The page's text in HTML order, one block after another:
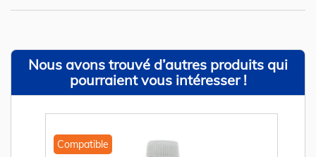
Nous avons trouvé d’autres produits qui
pourraient vous intéresser !
Compatible